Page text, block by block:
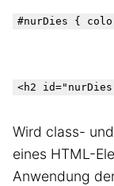
#nurDies {
<h2
Wird class-
eines HTML-
Anwendung